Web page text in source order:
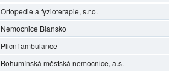
Ortopedie a fyzioterapie, s.r.o.
Nemocnice Blansko
Plicní ambulance
Bohumínská městská nemocnice, a.s.